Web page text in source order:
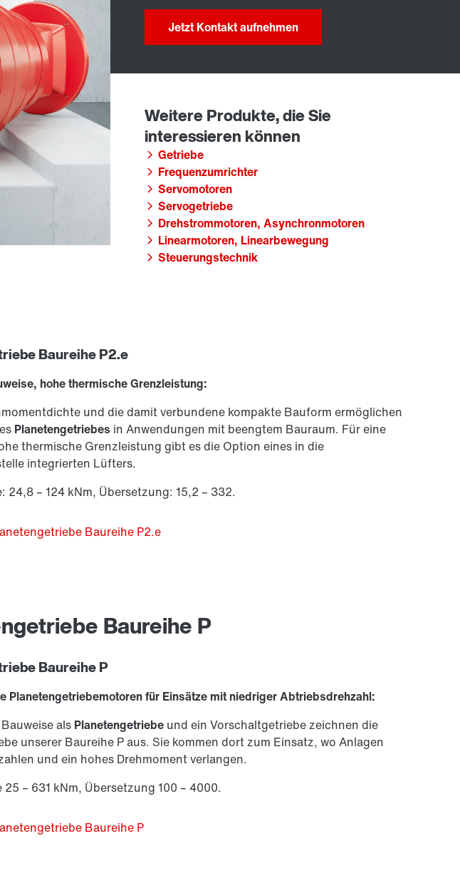
Jetzt Kontakt aufnehmen
Getriebe
Frequenzumrichter
Servomotoren
Servogetriebe
Drehstrommotoren, Asynchronmotoren
Linearmotoren, Linearbewegung
Steuerungstechnik
Baureihe P2.e
hohe thermische Grenzleistung:
und die damit verbundene kompakte Bauform ermöglichen
Planetengetriebes in Anwendungen mit beengtem Bauraum. Für eine
thermische Grenzleistung gibt es die Option eines in die
integrierten Lüfters.
24,8 – 124 kNm, Übersetzung: 15,2 – 332.
Baureihe P2.e
Baureihe P
Baureihe P
Planetengetriebemotoren für Einsätze mit niedriger Abtriebsdrehzahl:
als Planetengetriebe und ein Vorschaltgetriebe zeichnen die
unserer Baureihe P aus. Sie kommen dort zum Einsatz, wo Anlagen
und ein hohes Drehmoment verlangen.
25 – 631 kNm, Übersetzung 100 – 4000.
Baureihe P